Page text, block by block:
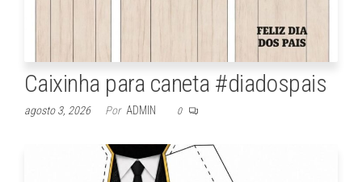
Caixinha para caneta #diadospais
agosto 3, 2026 Por ADMIN 0